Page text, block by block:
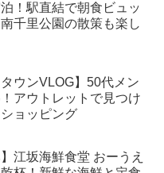
！駅直結で朝食ビュッ
千里公園の散策も楽し
タウンVLOG】50代メン
アウトレットで見つけ
ョッピング
】江坂海鮮食堂 おーうえ